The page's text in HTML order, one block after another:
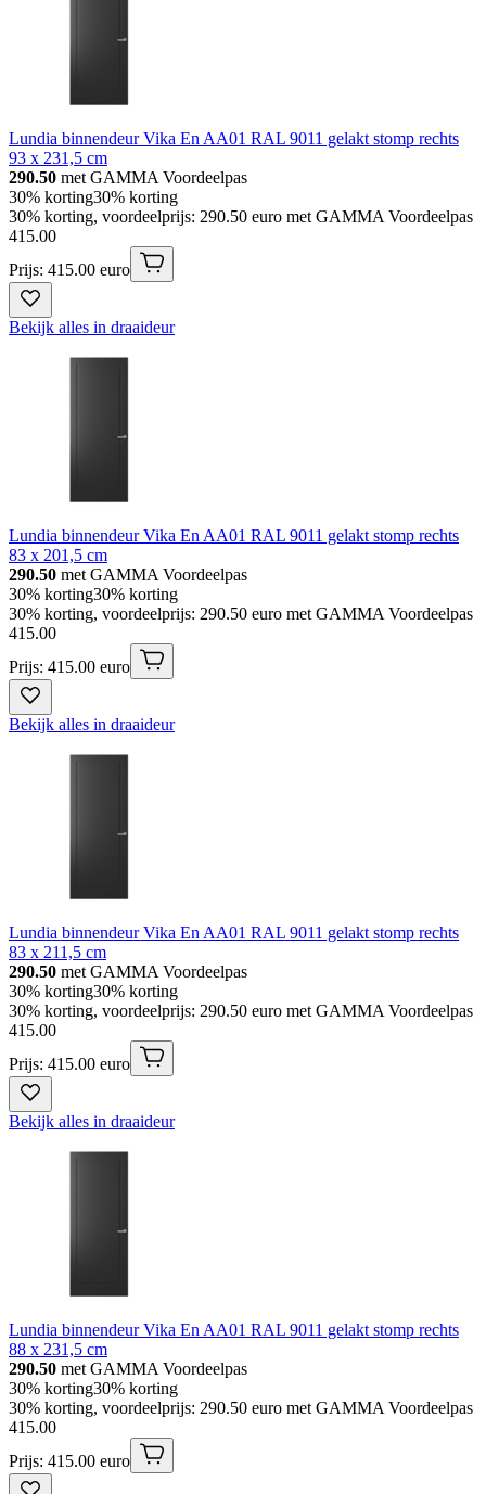
Lundia binnendeur Vika En AA01 RAL 9011 gelakt stomp rechts
93 x 231,5 cm
290.50 met GAMMA Voordeelpas
30% korting30% korting
30% korting, voordeelprijs: 290.50 euro met GAMMA Voordeelpas
415.00
Prijs: 415.00 euro
Bekijk alles in draaideur
Lundia binnendeur Vika En AA01 RAL 9011 gelakt stomp rechts
83 x 201,5 cm
290.50 met GAMMA Voordeelpas
30% korting30% korting
30% korting, voordeelprijs: 290.50 euro met GAMMA Voordeelpas
415.00
Prijs: 415.00 euro
Bekijk alles in draaideur
Lundia binnendeur Vika En AA01 RAL 9011 gelakt stomp rechts
83 x 211,5 cm
290.50 met GAMMA Voordeelpas
30% korting30% korting
30% korting, voordeelprijs: 290.50 euro met GAMMA Voordeelpas
415.00
Prijs: 415.00 euro
Bekijk alles in draaideur
Lundia binnendeur Vika En AA01 RAL 9011 gelakt stomp rechts
88 x 231,5 cm
290.50 met GAMMA Voordeelpas
30% korting30% korting
30% korting, voordeelprijs: 290.50 euro met GAMMA Voordeelpas
415.00
Prijs: 415.00 euro